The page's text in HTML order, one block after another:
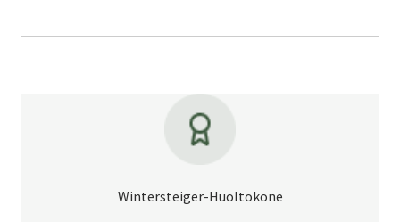
Wintersteiger-Huoltokone